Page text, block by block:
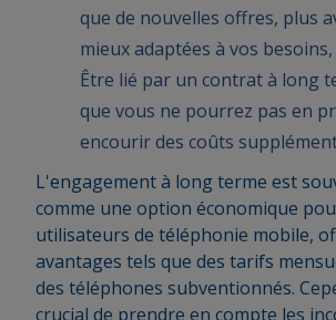
que de nouvelles offres, plus
mieux adaptées à vos
Être lié par un contrat à long
que vous ne pourrez pas en
encourir des coûts
L'engagement à long terme est
comme une option économique
utilisateurs de téléphonie mobile,
avantages tels que des tarifs
des téléphones subventionnés.
crucial de prendre en compte les